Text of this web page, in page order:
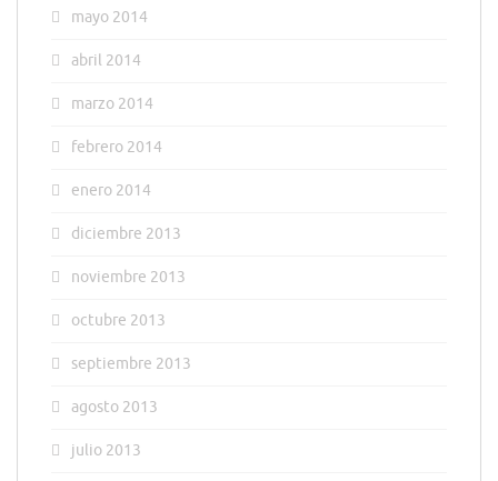
mayo 2014
abril 2014
marzo 2014
febrero 2014
enero 2014
diciembre 2013
noviembre 2013
octubre 2013
septiembre 2013
agosto 2013
julio 2013